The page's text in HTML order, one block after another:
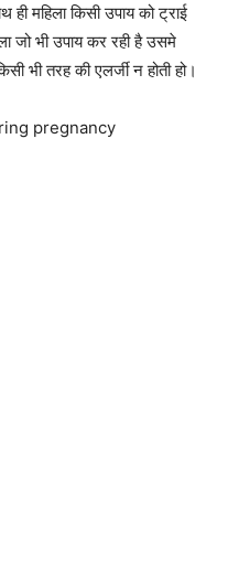
महिला किसी उपाय को ट्राई
जो भी उपाय कर रही है उसमे
भी तरह की एलर्जी न होती हो।
pregnancy